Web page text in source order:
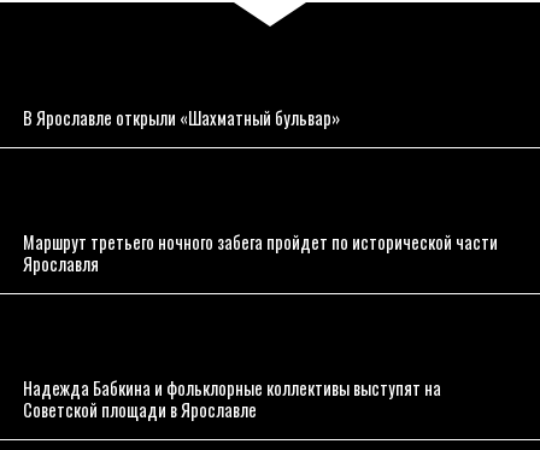
В Ярославле открыли «Шахматный бульвар»
Маршрут третьего ночного забега пройдет по исторической части
Ярославля
Надежда Бабкина и фольклорные коллективы выступят на
Советской площади в Ярославле